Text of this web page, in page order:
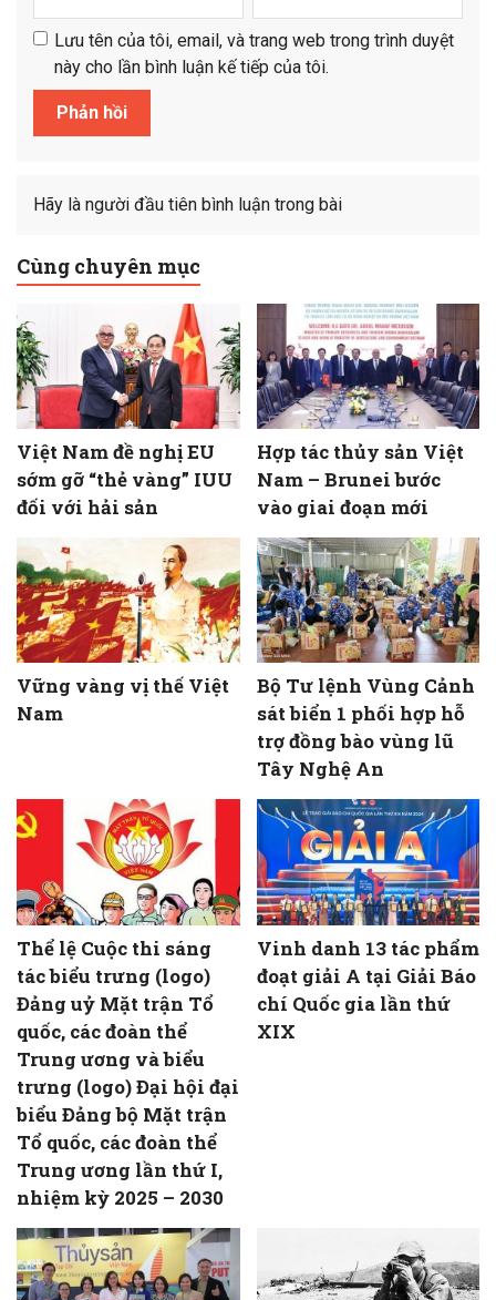
Lưu tên của tôi, email, và trang web trong trình duyệt
này cho lần bình luận kế tiếp của tôi.
Hãy là người đầu tiên bình luận trong bài
Cùng chuyên mục
Việt Nam đề nghị EU
sớm gỡ “thẻ vàng” IUU
đối với hải sản
Hợp tác thủy sản Việt
Nam – Brunei bước
vào giai đoạn mới
Vững vàng vị thế Việt
Nam
Bộ Tư lệnh Vùng Cảnh
sát biển 1 phối hợp hỗ
trợ đồng bào vùng lũ
Tây Nghệ An
Thể lệ Cuộc thi sáng
tác biểu trưng (logo)
Đảng uỷ Mặt trận Tổ
quốc, các đoàn thể
Trung ương và biểu
trưng (logo) Đại hội đại
biểu Đảng bộ Mặt trận
Tổ quốc, các đoàn thể
Trung ương lần thứ I,
nhiệm kỳ 2025 – 2030
Vinh danh 13 tác phẩm
đoạt giải A tại Giải Báo
chí Quốc gia lần thứ
XIX